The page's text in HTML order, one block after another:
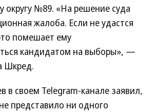
округу №89. «На решение суда
жалоба. Если не удастся
помешает ему
кандидатом на выборы», —
Шкред.
в своем Telegram-канале заявил,
представило ни одного